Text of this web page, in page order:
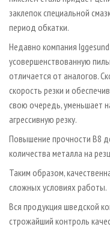
заклепок специальной
период обкатки.
Недавно компания
усовершенствованную
отличается от аналогов.
скорость резки и
свою очередь, уменьшает
агрессивную резку.
Повышение прочности B8
количества металла на
Таким образом,
сложных условиях работы.
Вся продукция шведской
строжайший контроль